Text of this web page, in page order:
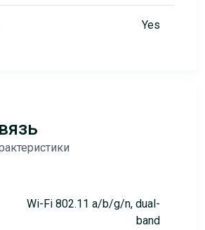
Yes
Wi-Fi 802.11 a/b/g/n, dual-
band